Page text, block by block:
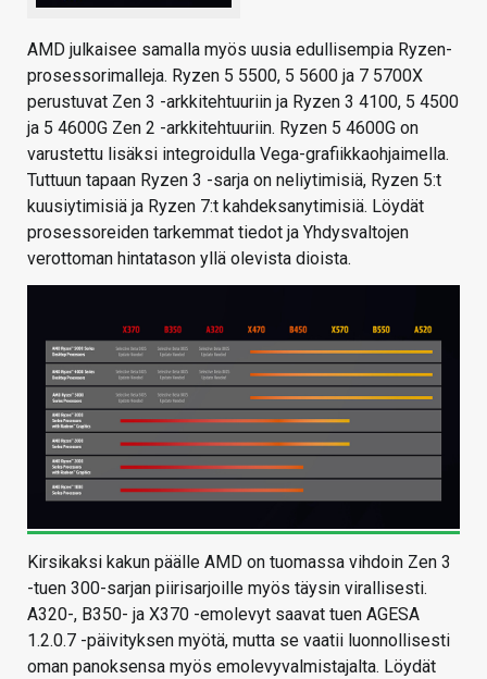
AMD julkaisee samalla myös uusia edullisempia Ryzen-
prosessorimalleja. Ryzen 5 5500, 5 5600 ja 7 5700X
perustuvat Zen 3 -arkkitehtuuriin ja Ryzen 3 4100, 5 4500
ja 5 4600G Zen 2 -arkkitehtuuriin. Ryzen 5 4600G on
varustettu lisäksi integroidulla Vega-grafiikkaohjaimella.
Tuttuun tapaan Ryzen 3 -sarja on neliytimisiä, Ryzen 5:t
kuusiytimisiä ja Ryzen 7:t kahdeksanytimisiä. Löydät
prosessoreiden tarkemmat tiedot ja Yhdysvaltojen
verottoman hintatason yllä olevista dioista.
Kirsikaksi kakun päälle AMD on tuomassa vihdoin Zen 3
-tuen 300-sarjan piirisarjoille myös täysin virallisesti.
A320-, B350- ja X370 -emolevyt saavat tuen AGESA
1.2.0.7 -päivityksen myötä, mutta se vaatii luonnollisesti
oman panoksensa myös emolevyvalmistajalta. Löydät